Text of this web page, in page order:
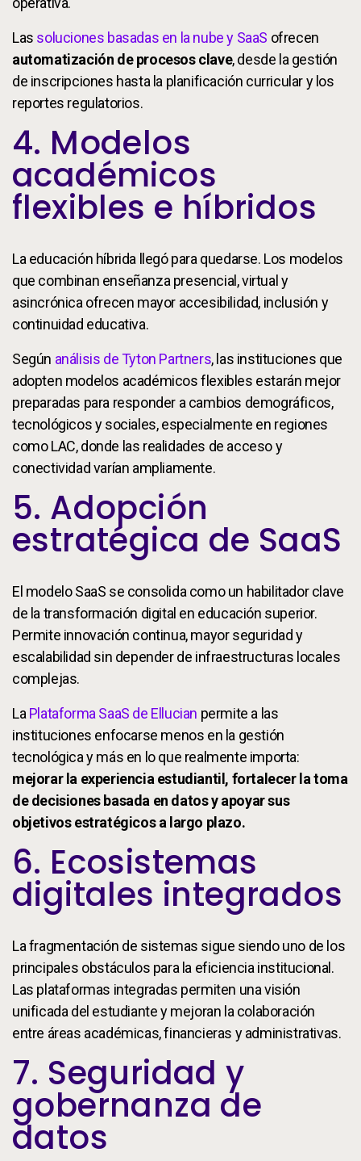
Las soluciones basadas en la nube y SaaS ofrecen
automatización de procesos clave, desde la gestión
de inscripciones hasta la planificación curricular y los
reportes regulatorios.
4. Modelos
académicos
flexibles e híbridos
La educación híbrida llegó para quedarse. Los modelos
que combinan enseñanza presencial, virtual y
asincrónica ofrecen mayor accesibilidad, inclusión y
continuidad educativa.
Según análisis de Tyton Partners, las instituciones que
adopten modelos académicos flexibles estarán mejor
preparadas para responder a cambios demográficos,
tecnológicos y sociales, especialmente en regiones
como LAC, donde las realidades de acceso y
conectividad varían ampliamente.
5. Adopción
estratégica de SaaS
El modelo SaaS se consolida como un habilitador clave
de la transformación digital en educación superior.
Permite innovación continua, mayor seguridad y
escalabilidad sin depender de infraestructuras locales
complejas.
La Plataforma SaaS de Ellucian permite a las
instituciones enfocarse menos en la gestión
tecnológica y más en lo que realmente importa:
mejorar la experiencia estudiantil, fortalecer la toma
de decisiones basada en datos y apoyar sus
objetivos estratégicos a largo plazo.
6. Ecosistemas
digitales integrados
La fragmentación de sistemas sigue siendo uno de los
principales obstáculos para la eficiencia institucional.
Las plataformas integradas permiten una visión
unificada del estudiante y mejoran la colaboración
entre áreas académicas, financieras y administrativas.
7. Seguridad y
gobernanza de
datos